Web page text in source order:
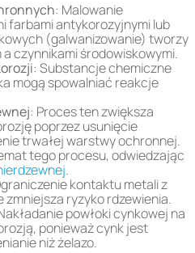
: Malowanie
farbami antykorozyjnymi lub
(galwanizowanie) tworzy
czynnikami środowiskowymi.
: Substancje chemiczne
mogą spowalniać reakcje
: Proces ten zwiększa
poprzez usunięcie
trwałej warstwy ochronnej.
tego procesu, odwiedzając
.
kontaktu metali z
zmniejsza ryzyko rdzewienia.
powłoki cynkowej na
ponieważ cynk jest
niż żelazo.